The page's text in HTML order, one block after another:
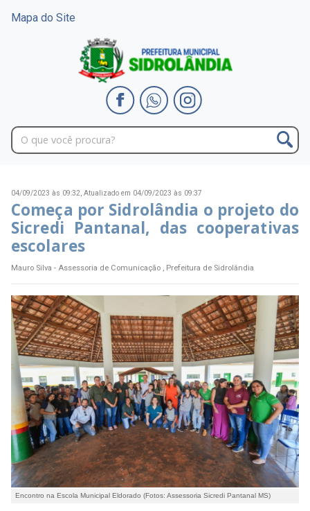
Mapa do Site
04/09/2023 às 09:32, Atualizado em 04/09/2023 às 09:37
Começa por Sidrolândia o projeto do
Sicredi Pantanal, das cooperativas
escolares
Mauro Silva - Assessoria de Comunicação , Prefeitura de Sidrolândia
Encontro na Escola Municipal Eldorado (Fotos: Assessoria Sicredi Pantanal MS)